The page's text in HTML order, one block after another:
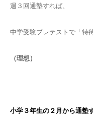
週３回通塾すれば、
中学受験プレテストで「特
（理想）
小学３年生の２月から通塾